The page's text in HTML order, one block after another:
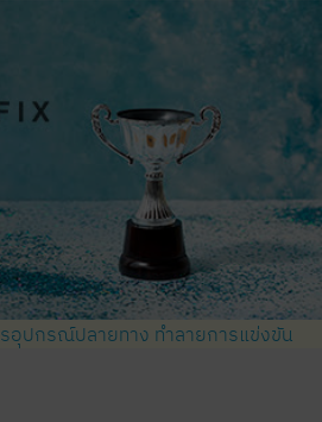
รอุปกรณ์ปลายทาง ทำลายการแข่งขัน